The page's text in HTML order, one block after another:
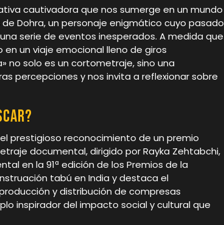
cautivadora que nos sumerge en un mundo
Dohra, un personaje enigmático cuyo pasado
serie de eventos inesperados. A medida que
un viaje emocional lleno de giros
no solo es un cortometraje, sino una
percepciones y nos invita a reflexionar sobre
prestigioso reconocimiento de un premio
documental, dirigido por Rayka Zehtabchi,
en la 91ª edición de los Premios de la
tabú en India y destaca el
y distribución de compresas
inspirador del impacto social y cultural que